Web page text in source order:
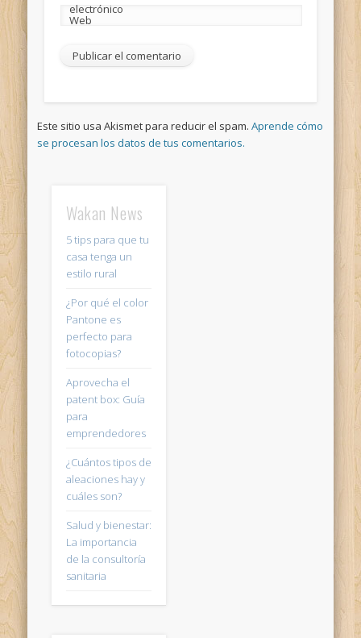
electrónico
Web
Este sitio usa Akismet para reducir el spam.Aprende cómo
se procesan los datos de tus comentarios.
Wakan News
5 tips para que tu
casa tenga un
estilo rural
¿Por qué el color
Pantone es
perfecto para
fotocopias?
Aprovecha el
patent box: Guía
para
emprendedores
¿Cuántos tipos de
aleaciones hay y
cuáles son?
Salud y bienestar:
La importancia
de la consultoría
sanitaria